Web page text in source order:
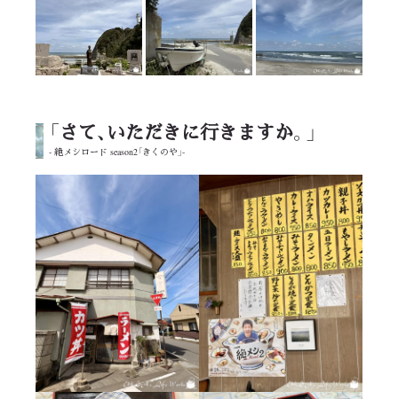
「さて、いただきに行きますか。」
-絶メシロード season2「きくのや」-